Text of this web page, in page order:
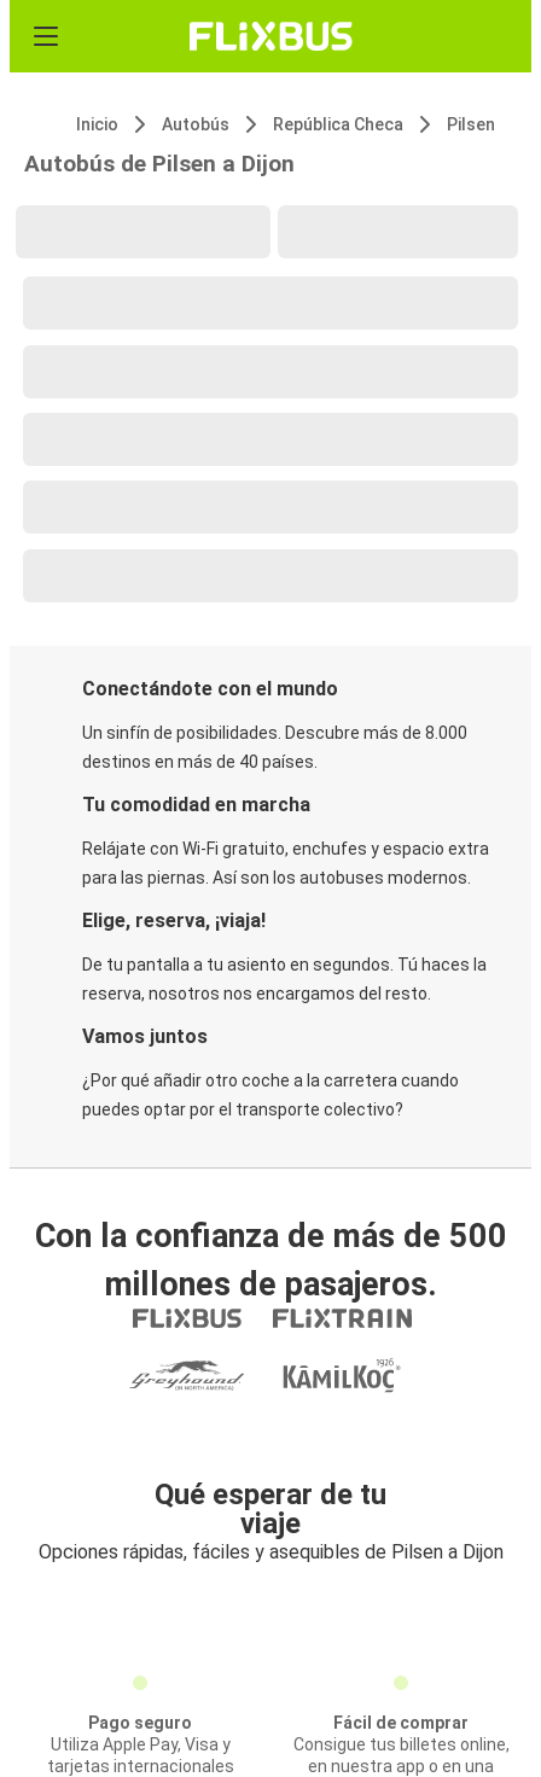
Inicio Autobús República Checa Pilsen
Autobús de Pilsen a Dijon
Conectándote con el mundo
Un sinfín de posibilidades. Descubre más de 8.000
destinos en más de 40 países.
Tu comodidad en marcha
Relájate con Wi-Fi gratuito, enchufes y espacio extra
para las piernas. Así son los autobuses modernos.
Elige, reserva, ¡viaja!
De tu pantalla a tu asiento en segundos. Tú haces la
reserva, nosotros nos encargamos del resto.
Vamos juntos
¿Por qué añadir otro coche a la carretera cuando
puedes optar por el transporte colectivo?
Con la confianza de más de 500
millones de pasajeros.
Qué esperar de tu
viaje
Opciones rápidas, fáciles y asequibles de Pilsen a Dijon
Pago seguro
Utiliza Apple Pay, Visa y
tarjetas internacionales
Fácil de comprar
Consigue tus billetes online,
en nuestra app o en una